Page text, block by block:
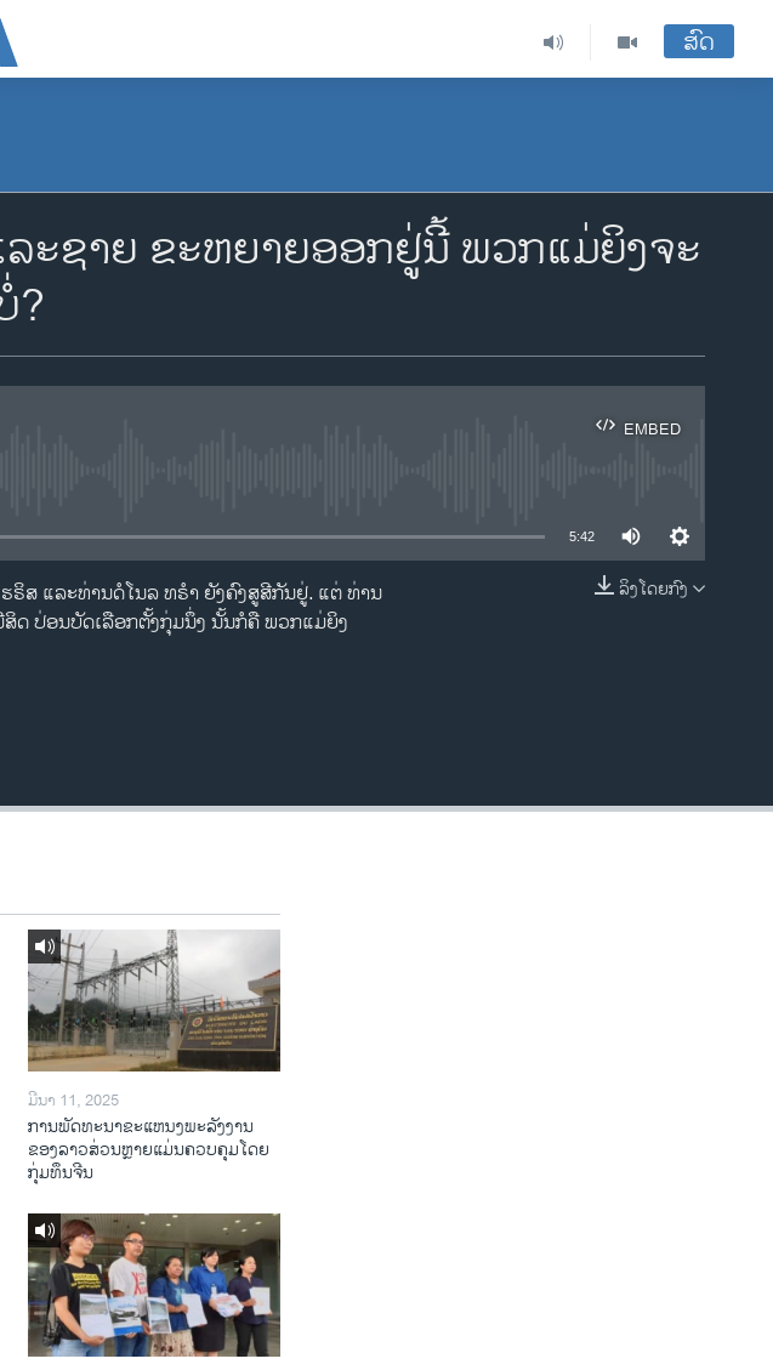
ສົດ
ະຊາຍ ຂະຫຍາຍອອກຢູ່ນີ້ ພວກແມ່ຍິງຈະ
?
EMBED
EMBED
5:42
ລິງໂດຍກົງ
ຣິສ ແລະທ່ານດໍໂນລ ທຣຳ ຍັງຄົງສູສີກັນຢູ່. ແຕ່ ທ່ານ
ດ ປ່ອນບັດເລືອກຕັ້ງກຸ່ມນຶ່ງ ນັ້ນກໍຄື ພວກແມ່ຍິງ
ມີນາ 11, 2025
ການພັດທະນາຂະແຫນງພະລັງງານ
ຂອງລາວສ່ວນຫຼາຍແມ່ນຄວບຄຸມໂດຍ
ກຸ່ມທຶນຈີນ